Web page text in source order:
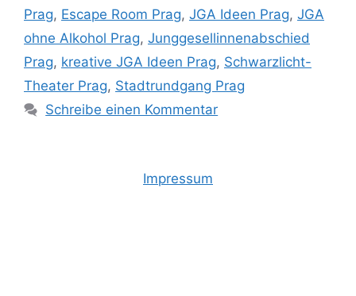
Prag, Escape Room Prag, JGA Ideen Prag, JGA
ohne Alkohol Prag, Junggesellinnenabschied
Prag, kreative JGA Ideen Prag, Schwarzlicht-
Theater Prag, Stadtrundgang Prag
Schreibe einen Kommentar
Impressum